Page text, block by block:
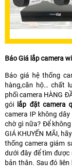
Báo Giá lắp camera
Báo giá hệ thống
hàng,căn hộ… chất
phối camera HÀNG
gói lắp đặt camera
camera IP không dây
chờ gì nữa? Để
GIÁ KHUYẾN MÃI,
thống camera giám
dưới đây để tìm được
bản thân. Sau đó